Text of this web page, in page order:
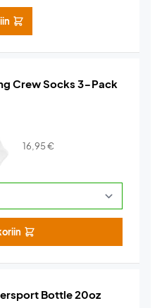
Crew Socks 3-Pack
16,95€
Bottle 20oz